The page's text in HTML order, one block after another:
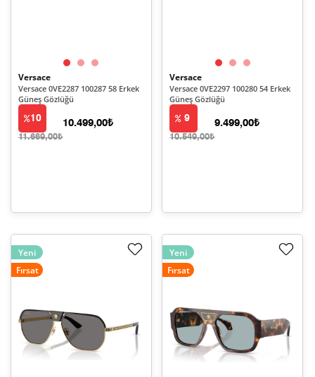
Versace
Versace 0VE2287 100287 58 Erkek
Güneş Gözlüğü
10
11.669,00₺
10.499,00₺
Versace
Versace 0VE2297 100280 54 Erkek
Güneş Gözlüğü
9
10.549,00₺
9.499,00₺
Yeni
Fırsat
Yeni
Fırsat